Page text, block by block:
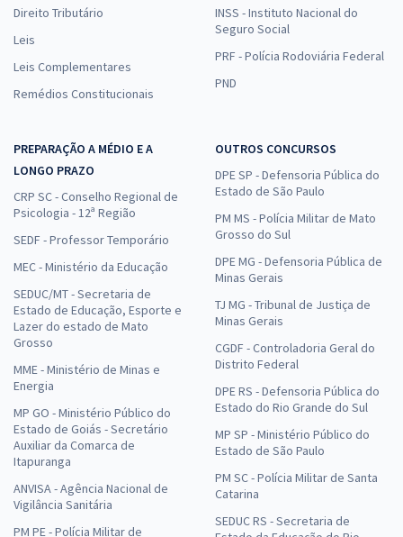
Direito Tributário
Leis
Leis Complementares
Remédios Constitucionais
INSS - Instituto Nacional do
Seguro Social
PRF - Polícia Rodoviária Federal
PND
PREPARAÇÃO A MÉDIO E A
LONGO PRAZO
CRP SC - Conselho Regional de
Psicologia - 12ª Região
SEDF - Professor Temporário
MEC - Ministério da Educação
SEDUC/MT - Secretaria de
Estado de Educação, Esporte e
Lazer do estado de Mato
Grosso
MME - Ministério de Minas e
Energia
MP GO - Ministério Público do
Estado de Goiás - Secretário
Auxiliar da Comarca de
Itapuranga
ANVISA - Agência Nacional de
Vigilância Sanitária
PM PE - Polícia Militar de
OUTROS CONCURSOS
DPE SP - Defensoria Pública do
Estado de São Paulo
PM MS - Polícia Militar de Mato
Grosso do Sul
DPE MG - Defensoria Pública de
Minas Gerais
TJ MG - Tribunal de Justiça de
Minas Gerais
CGDF - Controladoria Geral do
Distrito Federal
DPE RS - Defensoria Pública do
Estado do Rio Grande do Sul
MP SP - Ministério Público do
Estado de São Paulo
PM SC - Polícia Militar de Santa
Catarina
SEDUC RS - Secretaria de